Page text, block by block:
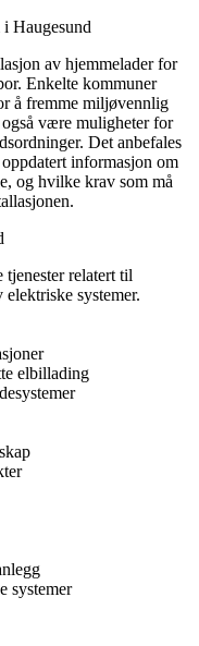
Haugesund
av hjemmelader for
Enkelte kommuner
å fremme miljøvennlig
være muligheter for
Det anbefales
informasjon om
og hvilke krav som må
relatert til
systemer.
elbillading
systemer